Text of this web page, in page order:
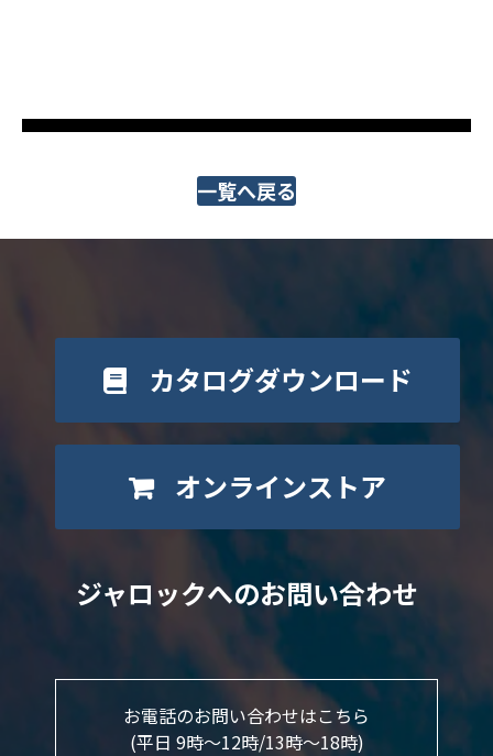
一覧へ戻る
カタログダウンロード
オンラインストア
ジャロックへのお問い合わせ
お電話のお問い合わせはこちら
(平日 9時～12時/13時〜18時)